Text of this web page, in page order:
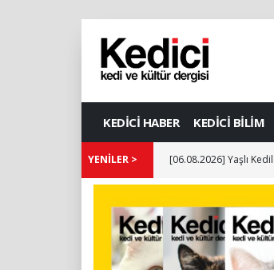
KEDİCİ HABER KEDİCİ BİLİM
YENİLER > [06.08.2026] Yaşlı